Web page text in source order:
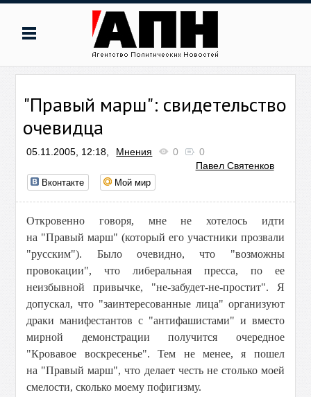
"Правый марш": свидетельство
очевидца
05.11.2005, 12:18, Мнения 0
0
Павел Святенков
Вконтакте Мой мир
Откровенно говоря, мне не хотелось идти
на "Правый марш" (который его участники прозвали
"русским"). Было очевидно, что "возможны
провокации", что либеральная пресса, по ее
неизбывной привычке, "не-забудет-не-простит". Я
допускал, что "заинтересованные лица" организуют
драки манифестантов с "антифашистами" и вместо
мирной демонстрации получится очередное
"Кровавое воскресенье". Тем не менее, я пошел
на "Правый марш", что делает честь не столько моей
смелости, сколько моему пофигизму.